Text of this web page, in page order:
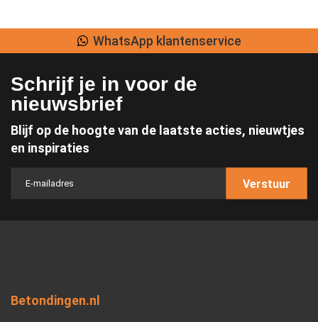
klantenservice
Schrijf je in voor de
nieuwsbrief
Blijf op de hoogte van de laatste acties, nieuwtjes
en inspiraties
Verstuur
Betondingen.nl